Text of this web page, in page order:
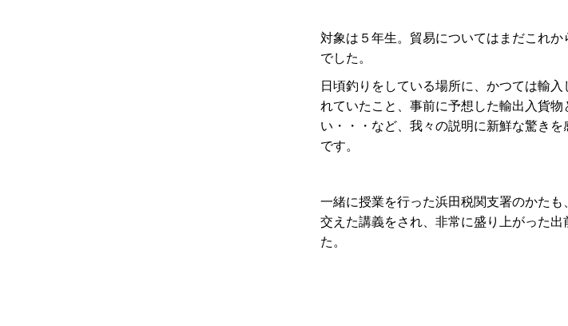
対象は５年生。貿易についてはまだこれか
でした。
日頃釣りをしている場所に、かつては輸
れていたこと、事前に予想した輸出入貨
い・・・など、我々の説明に新鮮な驚きを
です。
一緒に授業を行った浜田税関支署のかた
交えた講義をされ、非常に盛り上がった出
た。